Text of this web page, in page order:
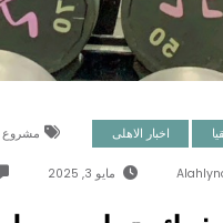
اخبار الاهلى مشروع
مايو 3, 2025